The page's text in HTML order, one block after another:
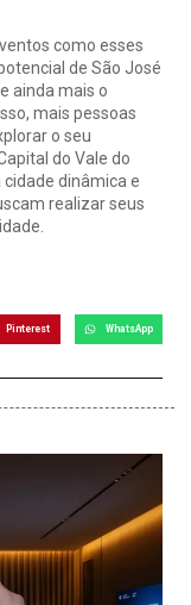
como esses
de São José
ainda mais o
mais pessoas
o seu
do Vale do
dinâmica e
realizar seus
Pinterest WhatsApp